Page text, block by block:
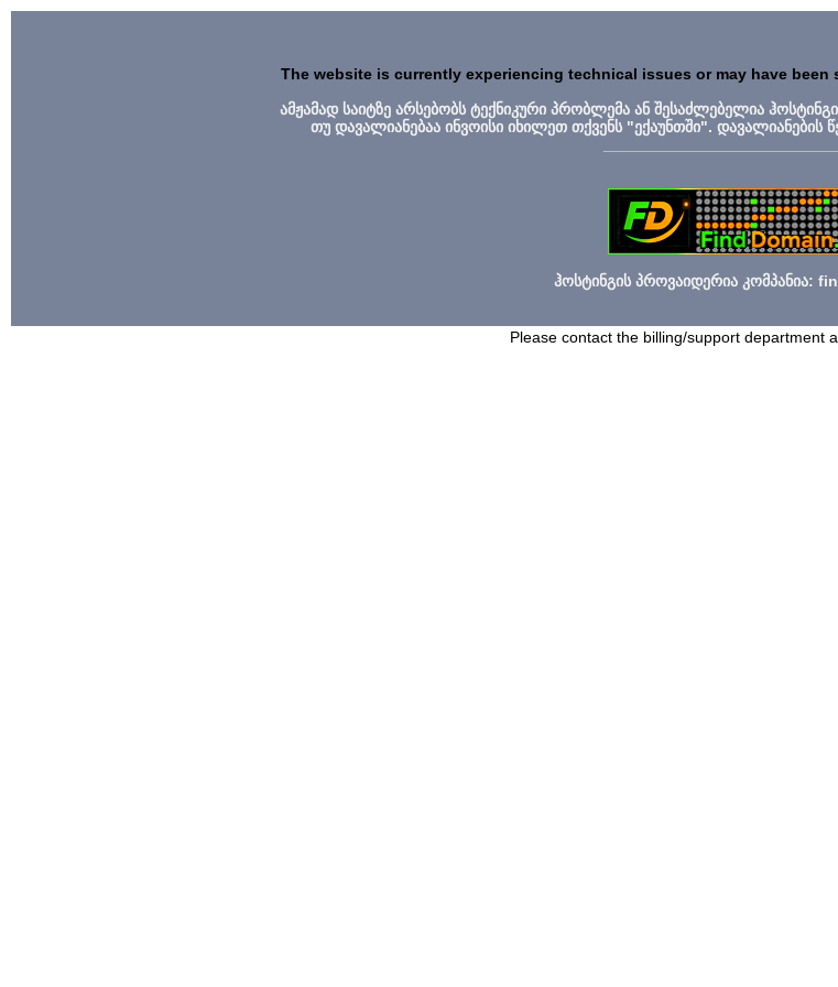
The website is currently experiencing technical issues or may have
ამჟამად საიტზე არსებობს ტექნიკური პრობლემა ან შესაძლებელია
თუ დავალიანებაა ინვოისი იხილეთ თქვენს "ექაუნთში".
ჰოსტინგის პროვაიდერია კომპანია:
Please contact the billing/support department